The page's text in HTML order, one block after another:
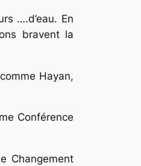
….d’eau. En
bravent la
Hayan,
Conférence
Changement